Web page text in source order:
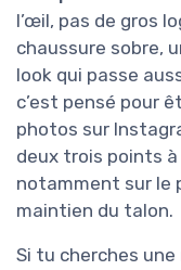
l’œil, pas de gros
chaussure sobre,
look qui passe
c’est pensé pour
photos sur
deux trois points
notamment sur le
maintien du talon.
Si tu cherches